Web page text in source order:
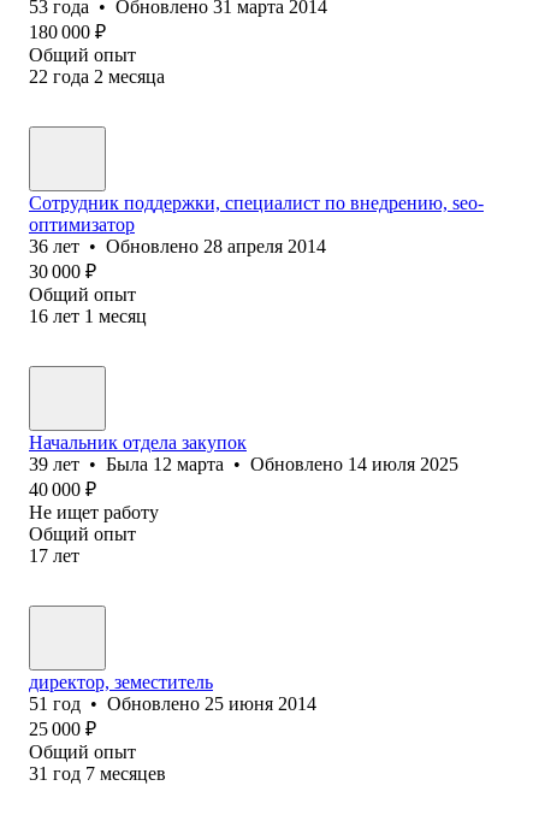
53 года • Обновлено 31 марта 2014
180 000 ₽
Общий опыт
22 года 2 месяца
Сотрудник поддержки, специалист по внедрению, seo-
оптимизатор
36 лет • Обновлено 28 апреля 2014
30 000 ₽
Общий опыт
16 лет 1 месяц
Начальник отдела закупок
39 лет • Была 12 марта • Обновлено 14 июля 2025
40 000 ₽
Не ищет работу
Общий опыт
17 лет
директор, земеститель
51 год • Обновлено 25 июня 2014
25 000 ₽
Общий опыт
31 год 7 месяцев